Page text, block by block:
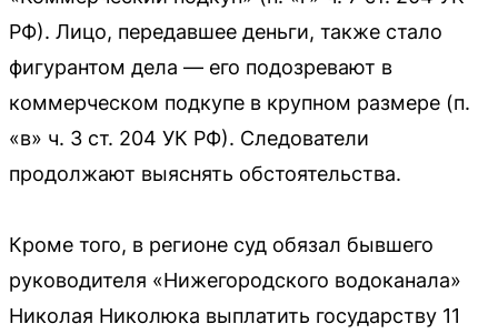
РФ). Лицо, передавшее деньги, также стало
фигурантом дела — его подозревают в
коммерческом подкупе в крупном размере (п.
«в» ч. 3 ст. 204 УК РФ). Следователи
продолжают выяснять обстоятельства.
Кроме того, в регионе суд обязал бывшего
руководителя «Нижегородского водоканала»
Николая Николюка выплатить государству 11